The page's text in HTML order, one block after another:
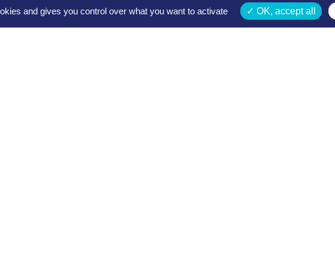
and gives you control over what you want to activate OK, accept all